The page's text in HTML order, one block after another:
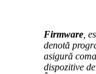
Firmware ,
denotă
asigură
dispozitive